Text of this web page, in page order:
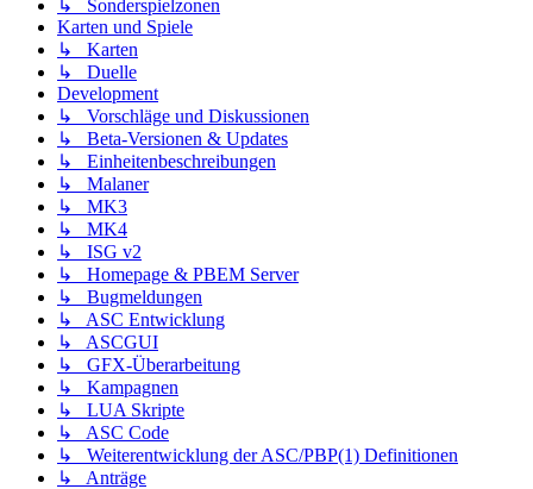
↳ Sonderspielzonen
Karten und Spiele
↳ Karten
↳ Duelle
Development
↳ Vorschläge und Diskussionen
↳ Beta-Versionen & Updates
↳ Einheitenbeschreibungen
↳ Malaner
↳ MK3
↳ MK4
↳ ISG v2
↳ Homepage & PBEM Server
↳ Bugmeldungen
↳ ASC Entwicklung
↳ ASCGUI
↳ GFX-Überarbeitung
↳ Kampagnen
↳ LUA Skripte
↳ ASC Code
↳ Weiterentwicklung der ASC/PBP(1) Definitionen
↳ Anträge